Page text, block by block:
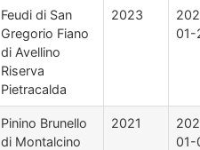
Feudi di San
Gregorio Fiano
di Avellino
Riserva
Pietracalda
2023
01-
Pinino Brunello
di Montalcino
2021
01-